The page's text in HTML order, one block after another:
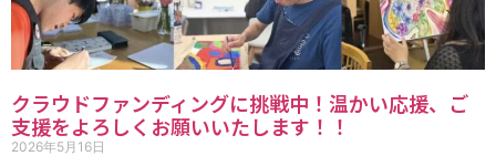
クラウドファンディングに挑戦中！温かい応援、ご
支援をよろしくお願いいたします！！
2026年5月16日